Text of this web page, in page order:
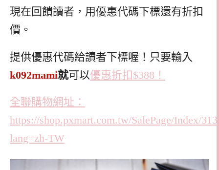
現在回饋讀者，用優惠代碼下標還有折扣
價。
提供優惠代碼給讀者下標喔！只要輸入
k092mami就可以優惠折扣$388！
全聯購物網址：
https://shop.pxmart.com.tw/SalePage/Index/
lang=zh-TW